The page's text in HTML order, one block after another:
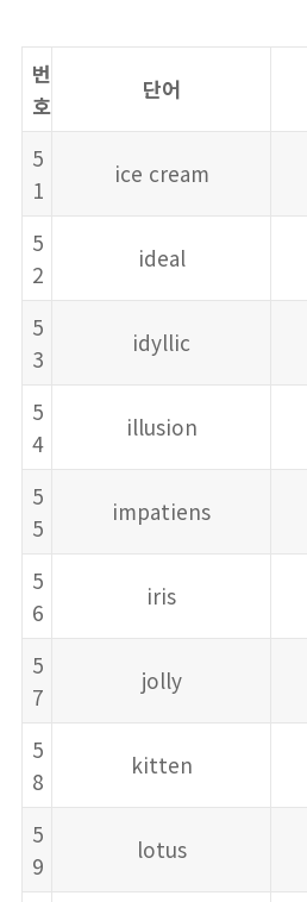
번
호
단어
5
1
ice cream
5
2
ideal
5
3
idyllic
5
4
illusion
5
5
impatiens
5
6
iris
5
7
jolly
5
8
kitten
5
9
lotus